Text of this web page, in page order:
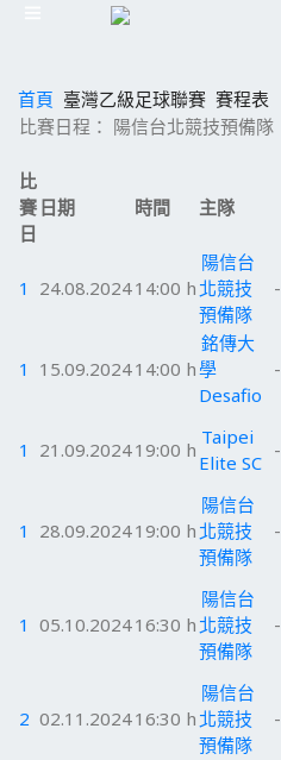
首頁 臺灣乙級足球聯賽 賽程表
比賽日程： 陽信台北競技預備隊
比
賽
日
日期 時間 主隊
1 24.08.202414:00 h
陽信台
北競技
預備隊
-
1 15.09.202414:00 h
銘傳大
學
Desafio
-
1 21.09.202419:00 h
Taipei
Elite SC
-
1 28.09.202419:00 h
陽信台
北競技
預備隊
-
1 05.10.202416:30 h
陽信台
北競技
預備隊
-
2 02.11.202416:30 h
陽信台
北競技
預備隊
-